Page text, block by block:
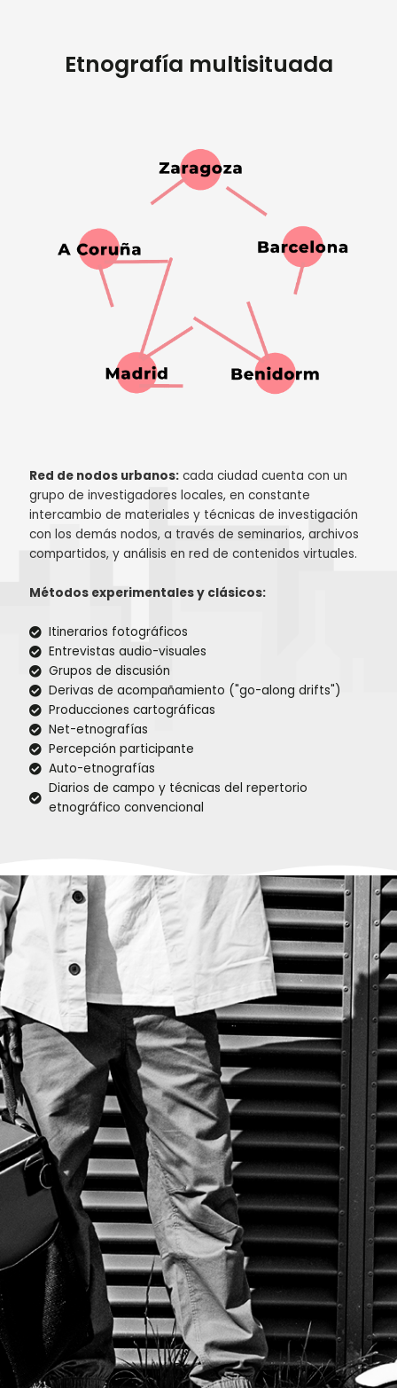
Etnografía multisituada
Red de nodos urbanos: cada ciudad cuenta con un
grupo de investigadores locales, en constante
intercambio de materiales y técnicas de investigación
con los demás nodos, a través de seminarios, archivos
compartidos, y análisis en red de contenidos virtuales.
Métodos experimentales y clásicos:
Itinerarios fotográficos
Entrevistas audio-visuales
Grupos de discusión
Derivas de acompañamiento ("go-along drifts")
Producciones cartográficas
Net-etnografías
Percepción participante
Auto-etnografías
Diarios de campo y técnicas del repertorio
etnográfico convencional